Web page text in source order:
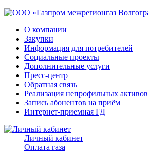
О компании
Закупки
Информация для потребителей
Социальные проекты
Дополнительные услуги
Пресс-центр
Обратная связь
Реализация непрофильных активов
Запись абонентов на приём
Интернет-приемная ГД
Личный кабинет
Оплата газа